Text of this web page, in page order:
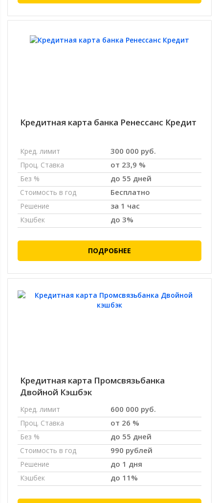
Кредитная карта банка Ренессанс Кредит
Кред. лимит 300 000 руб.
Проц. Ставка от 23,9 %
Без % до 55 дней
Стоимость в год Бесплатно
Решение за 1 час
Кэшбек до 3%
ПОДРОБНЕЕ
Кредитная карта Промсвязьбанка
Двойной Кэшбэк
Кред. лимит 600 000 руб.
Проц. Ставка от 26 %
Без % до 55 дней
Стоимость в год 990 рублей
Решение до 1 дня
Кэшбек до 11%